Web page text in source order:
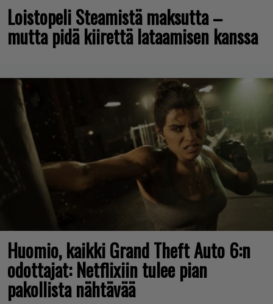
Loistopeli Steamistä maksutta –
mutta pidä kiirettä lataamisen kanssa
Huomio, kaikki Grand Theft Auto 6:n
odottajat: Netflixiin tulee pian
pakollista nähtävää